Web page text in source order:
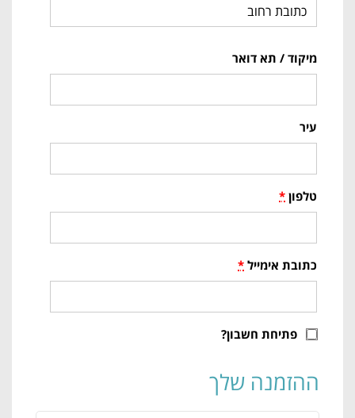
מיקוד / תא דואר
עיר
טלפון *
כתובת אימייל *
פתיחת חשבון?
ההזמנה שלך